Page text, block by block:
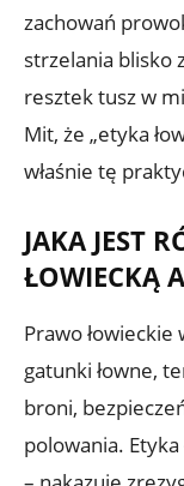
zachowań
strzelania blisko
resztek tusz w
Mit, że „etyka
właśnie tę
JAKA JEST
ŁOWIECKĄ
Prawo
gatunki łowne,
broni,
polowania.